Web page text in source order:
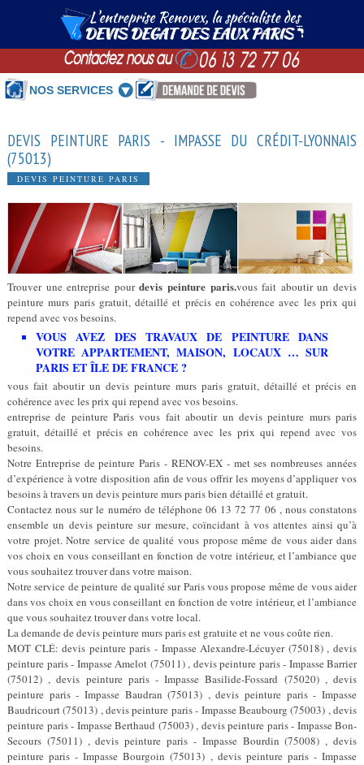
NOS SERVICES
DEVIS PEINTURE PARIS - IMPASSE DU CRÉDIT-LYONNAIS
(75013)
DEVIS PEINTURE PARIS
Trouver une entreprise pourdevis peinture paris.vous fait aboutir un devis
peinture murs paris gratuit, détaillé et précis en cohérence avec les prix qui
repend avec vos besoins.
VOUS AVEZ DES TRAVAUX DE PEINTURE DANS
VOTRE APPARTEMENT, MAISON, LOCAUX … SUR
PARIS ET ÎLE DE FRANCE ?
vous fait aboutir un devis peinture murs paris gratuit, détaillé et précis en
cohérence avec les prix qui repend avec vos besoins.
entreprise de peinture Paris vous fait aboutir un devis peinture murs paris
gratuit, détaillé et précis en cohérence avec les prix qui repend avec vos
besoins.
Notre Entreprise de peinture Paris - RENOV-EX - met ses nombreuses années
d’expérience à votre disposition afin de vous offrir les moyens d’appliquer vos
besoins à travers un devis peinture murs paris bien détaillé et gratuit.
Contactez nous sur le numéro de téléphone 06 13 72 77 06 , nous constatons
ensemble un devis peinture sur mesure, coïncidant à vos attentes ainsi qu’à
votre projet. Notre service de qualité vous propose même de vous aider dans
vos choix en vous conseillant en fonction de votre intérieur, et l’ambiance que
vous souhaitez trouver dans votre maison.
Notre service de peinture de qualité sur Paris vous propose même de vous aider
dans vos choix en vous conseillant en fonction de votre intérieur, et l’ambiance
que vous souhaitez trouver dans votre local.
La demande de devis peinture murs paris est gratuite et ne vous coûte rien.
MOT CLÉ: devis peinture paris - Impasse Alexandre-Lécuyer (75018) , devis
peinture paris - Impasse Amelot (75011) , devis peinture paris - Impasse Barrier
(75012) , devis peinture paris - Impasse Basilide-Fossard (75020) , devis
peinture paris - Impasse Baudran (75013) , devis peinture paris - Impasse
Baudricourt (75013) , devis peinture paris - Impasse Beaubourg (75003) , devis
peinture paris - Impasse Berthaud (75003) , devis peinture paris - Impasse Bon-
Secours (75011) , devis peinture paris - Impasse Bourdin (75008) , devis
peinture paris - Impasse Bourgoin (75013) , devis peinture paris - Impasse